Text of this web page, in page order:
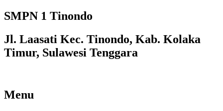
SMPN 1 Tinondo
Jl. Laasati Kec. Tinondo, Kab. Kolaka
Timur, Sulawesi Tenggara
Menu